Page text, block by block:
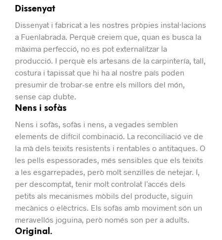
Dissenyat
Dissenyat i fabricat a les nostres pròpies instal·lacions
a Fuenlabrada. Perquè creiem que, quan es busca la
màxima perfecció, no es pot externalitzar la
producció. I perquè els artesans de la carpintería, tall,
costura i tapissat que hi ha al nostre país poden
presumir de trobar-se entre els millors del món,
sense cap dubte.
Nens i sofàs
Nens i sofàs, sofàs i nens, a vegades semblen
elements de difícil combinació. La reconciliació ve de
la mà dels teixits resistents i rentables o antitaques. O
les pells espessorades, més sensibles que els teixits
a les esgarrepades, però molt senzilles de netejar. I,
per descomptat, tenir molt controlat l’accés dels
petits als mecanismes mòbils del producte, siguin
mecànics o elèctrics. Els sofàs amb moviment són un
meravellós joguina, però només son per a adults.
Original.